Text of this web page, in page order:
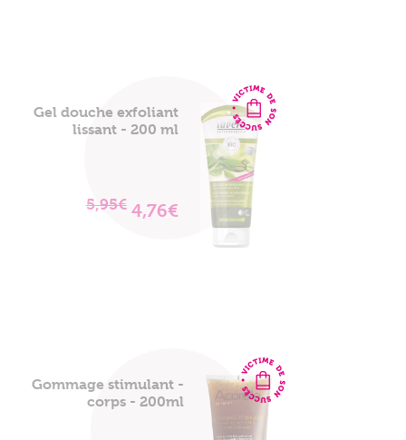
Gel douche exfoliant
lissant - 200 ml
5,95€ 4,76€
VOIR
Gommage stimulant -
corps - 200ml